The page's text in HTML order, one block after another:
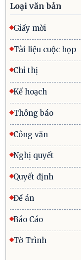
Loại văn bản
Giấy mời
Tài liệu cuộc họp
Chỉ thị
Kế hoạch
Thông báo
Công văn
Nghị quyết
Quyết định
Đề án
Báo Cáo
Tờ Trình